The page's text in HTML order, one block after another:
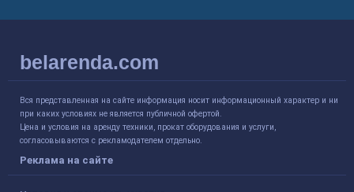
belarenda.com
Вся представленная на сайте информация носит информационный характер и ни
при каких условиях не является публичной офертой.
Цена и условия на аренду техники, прокат оборудования и услуги,
согласовываются с рекламодателем отдельно.
Реклама на сайте